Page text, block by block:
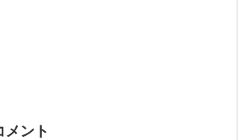
メント